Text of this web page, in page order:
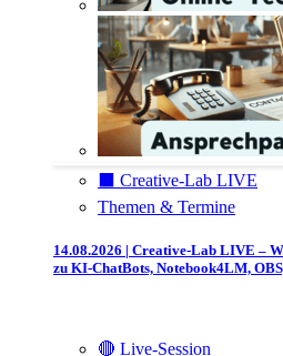
⬛️ Creative-Lab LIVE
Themen & Termine
14.08.2026 | Creative-Lab LIVE –
zu KI-ChatBots, Notebook4LM,
🔴 Live-Session